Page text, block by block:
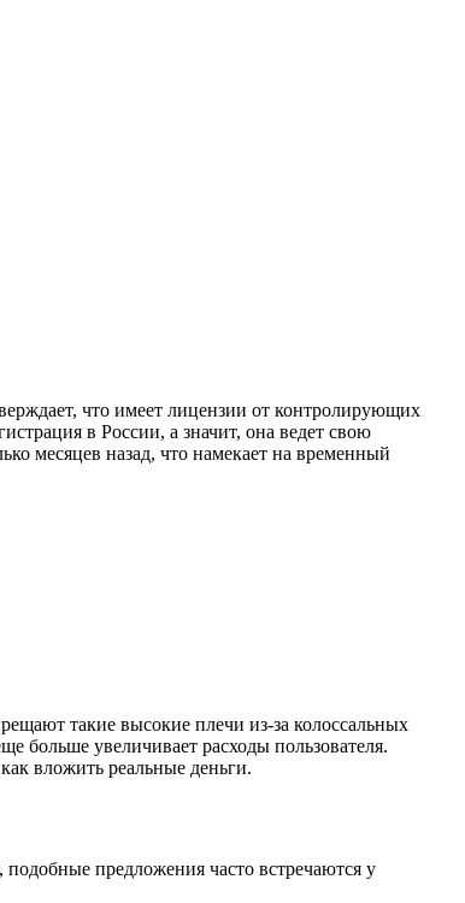
что имеет лицензии от контролирующих
в России, а значит, она ведет свою
месяцев назад, что намекает на временный
такие высокие плечи из-за колоссальных
больше увеличивает расходы пользователя.
вложить реальные деньги.
предложения часто встречаются у